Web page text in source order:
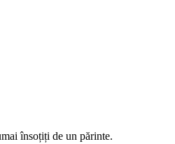
însoțiți de un părinte.